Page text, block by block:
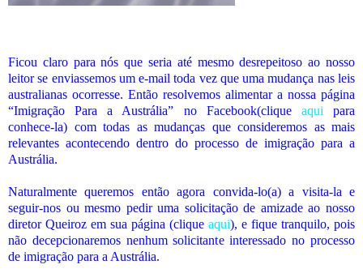
Ficou claro para nós que seria até mesmo desrepeitoso ao nosso
leitor se enviassemos um e-mail toda vez que uma mudança nas leis
australianas ocorresse. Então resolvemos alimentar a nossa página
“Imigração Para a Austrália” no Facebook(clique aqui para
conhece-la) com todas as mudanças que consideremos as mais
relevantes acontecendo dentro do processo de imigração para a
Austrália.
Naturalmente queremos então agora convida-lo(a) a visita-la e
seguir-nos ou mesmo pedir uma solicitação de amizade ao nosso
diretor Queiroz em sua página (clique aqui), e fique tranquilo, pois
não decepcionaremos nenhum solicitante interessado no processo
de imigração para a Austrália.